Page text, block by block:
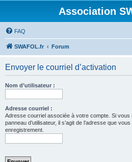
Association
FAQ
SWAFOL.fr Forum
Envoyer le courriel d’activation
Nom d’utilisateur :
Adresse courriel :
Adresse courriel associée à votre compte. Si vous
panneau d’utilisateur, il s’agit de l’adresse que
enregistrement.